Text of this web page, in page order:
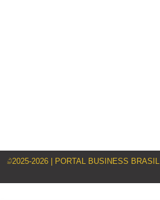
©2025-2026 | PORTAL BUSINESS BRASIL